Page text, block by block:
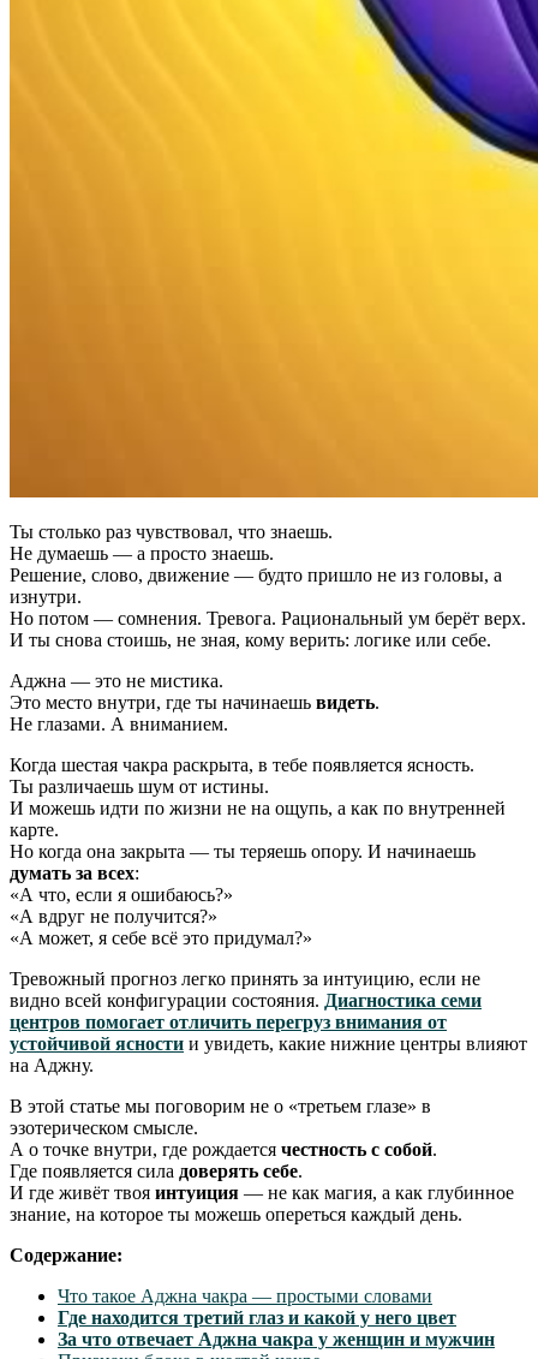
Ты столько раз чувствовал, что знаешь.
Не думаешь — а просто знаешь.
Решение, слово, движение — будто пришло не из головы, а
изнутри.
Но потом — сомнения. Тревога. Рациональный ум берёт верх.
И ты снова стоишь, не зная, кому верить: логике или себе.
Аджна — это не мистика.
Это место внутри, где ты начинаешь видеть.
Не глазами. А вниманием.
Когда шестая чакра раскрыта, в тебе появляется ясность.
Ты различаешь шум от истины.
И можешь идти по жизни не на ощупь, а как по внутренней
карте.
Но когда она закрыта — ты теряешь опору. И начинаешь
думать за всех:
«А что, если я ошибаюсь?»
«А вдруг не получится?»
«А может, я себе всё это придумал?»
Тревожный прогноз легко принять за интуицию, если не
видно всей конфигурации состояния. Диагностика семи
центров помогает отличить перегруз внимания от
устойчивой ясности и увидеть, какие нижние центры влияют
на Аджну.
В этой статье мы поговорим не о «третьем глазе» в
эзотерическом смысле.
А о точке внутри, где рождается честность с собой.
Где появляется сила доверять себе.
И где живёт твоя интуиция — не как магия, а как глубинное
знание, на которое ты можешь опереться каждый день.
Содержание:
Что такое Аджна чакра — простыми словами
Где находится третий глаз и какой у него цвет
За что отвечает Аджна чакра у женщин и мужчин